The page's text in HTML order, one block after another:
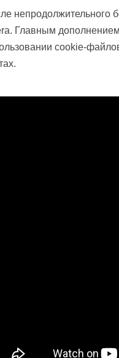
непродолжительного
Главным
cookie-